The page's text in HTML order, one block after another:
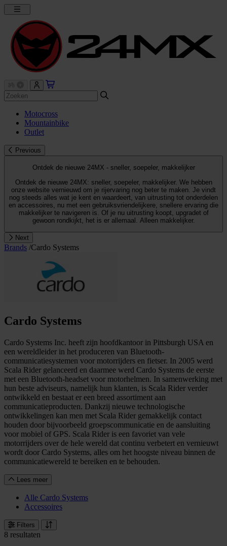
Motocross
Mountainbike
Outlet
Previous
Ontdek de nieuwe 24MX - sneller, soepeler, makkelijker
Ontdek de nieuwe 24MX: sneller, soepeler, makkelijker. We hebben
onze website vernieuwd om je rijervaring nog beter te maken. Je vindt
nog steeds alles wat je kent en waardeert, van uitrusting tot onderdelen
en accessoires, nu met een gebruiksvriendelijkere, snellere ervaring die
makkelijker te navigeren is. Of je nu uitrusting koopt, upgradet of
gewoon rondkijkt, het is er allemaal. Alleen makkelijker.
Next
Brands /Cardo Systems
Cardo Systems
Cardo Systems Inc. heeft zijn hoofdkantoor in Pittsburgh USA en
een wereldleider in het produceren van Bluetooth-
communicatiesystemen voor motorrijders en fietser. In 2005 werd
Scala Rider gelanceerd en daarmee werd Cardo Systems de eerste
met een Bluetooth-headset voor motorhelmen. In samenwerking met
hun beste adviseurs, namelijk hun klanten, is Scala Rider verder
ontwikkeld en bestaat er een breed assortiment aan
communicatieproducten. Dankzij nieuwe technologische
ontwikkelingen kan men met Scala Rider gemakkelijk contact
houden door bijvoorbeeld groepscommunicatie en de aansluiting
voor mobiel of GPS. Scala Rider is een favoriet van vele
motorrijders over de hele wereld dat continu verbetert en vernieuwt
wordt door Cardo Systems, alles om het hoogste niveau binnen de
communicatiewereld te bereiken en te behouden.
Lees meer
Alle Cardo Systems
Accessoires
Filters
8 resultaten